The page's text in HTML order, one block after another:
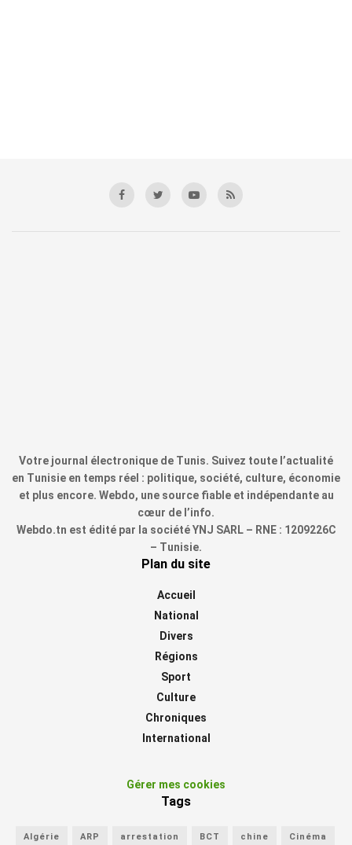
Votre journal électronique de Tunis. Suivez toute l’actualité
en Tunisie en temps réel : politique, société, culture, économie
et plus encore. Webdo, une source fiable et indépendante au
cœur de l’info.
Webdo.tn est édité par la société YNJ SARL – RNE : 1209226C
– Tunisie.
Plan du site
Accueil
National
Divers
Régions
Sport
Culture
Chroniques
International
Gérer mes cookies
Tags
Algérie ARP arrestation BCT chine Cinéma